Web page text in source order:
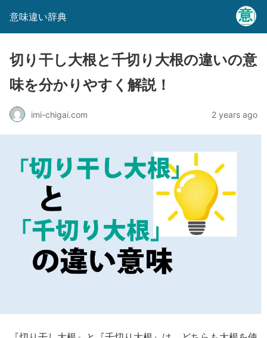
意味違い辞典
切り干し大根と千切り大根の違いの意
味を分かりやすく解説！
imi-chigai.com 2 years ago